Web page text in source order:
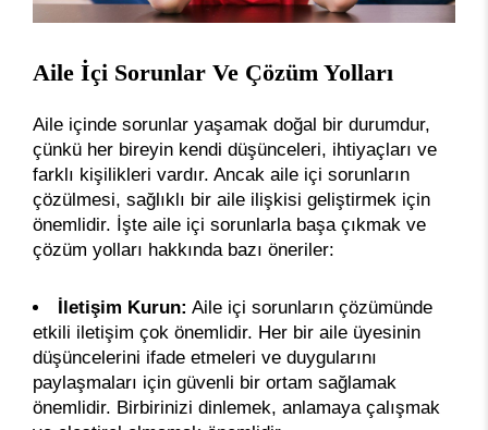
Aile İçi Sorunlar Ve Çözüm Yolları
Aile içinde sorunlar yaşamak doğal bir durumdur,
çünkü her bireyin kendi düşünceleri, ihtiyaçları ve
farklı kişilikleri vardır. Ancak aile içi sorunların
çözülmesi, sağlıklı bir aile ilişkisi geliştirmek için
önemlidir. İşte aile içi sorunlarla başa çıkmak ve
çözüm yolları hakkında bazı öneriler:
İletişim Kurun: Aile içi sorunların çözümünde
etkili iletişim çok önemlidir. Her bir aile üyesinin
düşüncelerini ifade etmeleri ve duygularını
paylaşmaları için güvenli bir ortam sağlamak
önemlidir. Birbirinizi dinlemek, anlamaya çalışmak